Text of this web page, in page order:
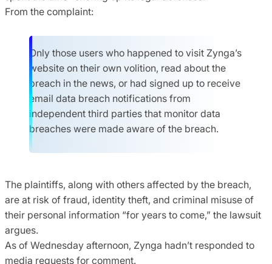
From the complaint:
Only those users who happened to visit Zynga’s
website on their own volition, read about the
breach in the news, or had signed up to receive
email data breach notifications from
independent third parties that monitor data
breaches were made aware of the breach.
The plaintiffs, along with others affected by the breach,
are at risk of fraud, identity theft, and criminal misuse of
their personal information “for years to come,” the lawsuit
argues.
As of Wednesday afternoon, Zynga hadn’t responded to
media requests for comment.